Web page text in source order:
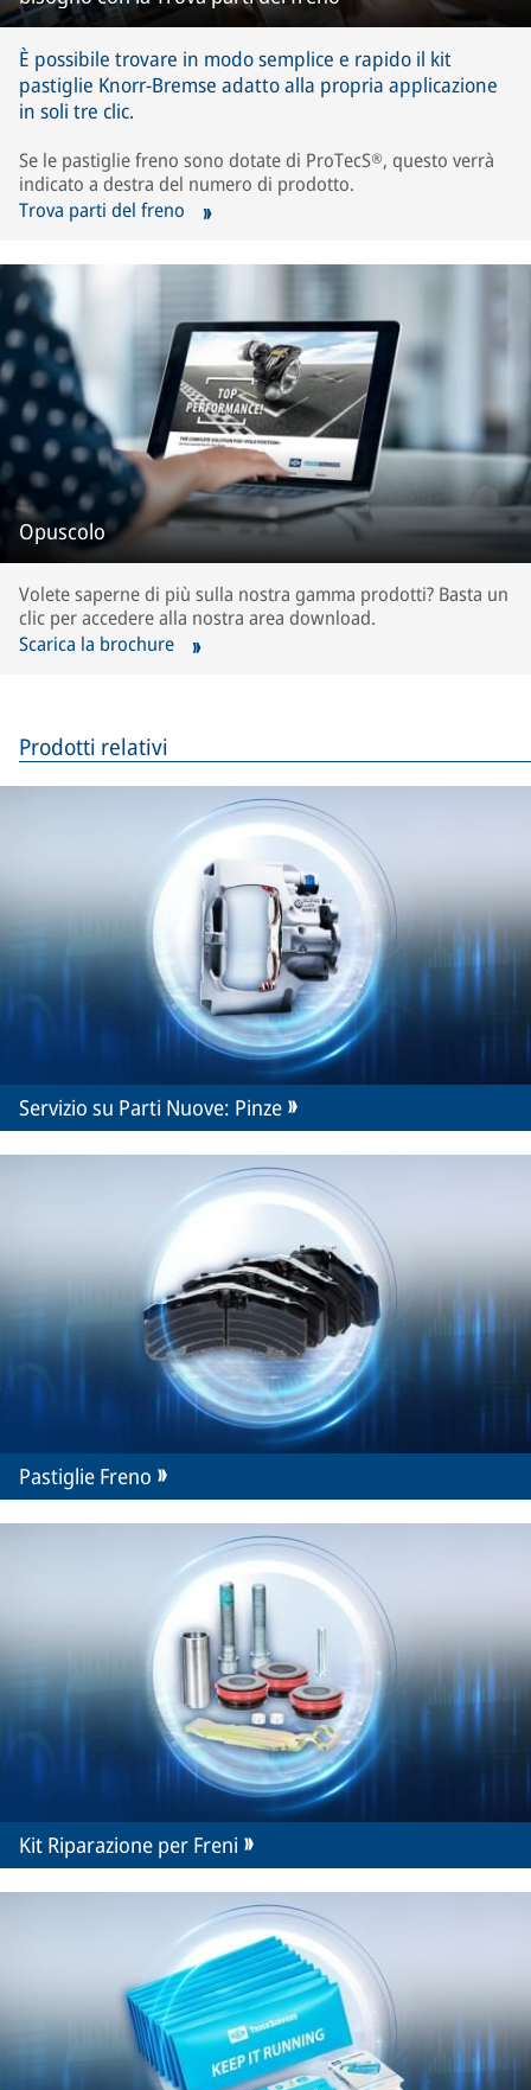
È possibile trovare in modo semplice e rapido il kit
pastiglie Knorr-Bremse adatto alla propria applicazione
in soli tre clic.
Se le pastiglie freno sono dotate di ProTecS®, questo verrà
indicato a destra del numero di prodotto.
Trova parti del freno
Opuscolo
Volete saperne di più sulla nostra gamma prodotti? Basta un
clic per accedere alla nostra area download.
Scarica la brochure
Prodotti relativi
Servizio su Parti Nuove: Pinze
Pastiglie Freno
Kit Riparazione per Freni